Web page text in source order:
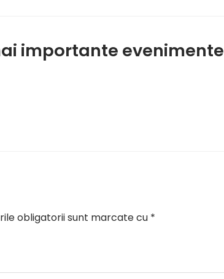
importante evenimente
obligatorii sunt marcate cu *